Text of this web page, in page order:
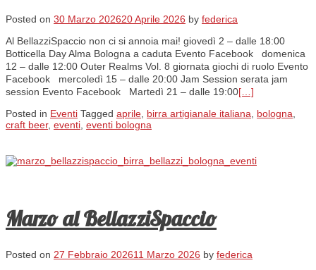
Posted on 30 Marzo 202620 Aprile 2026 by federica
Al BellazziSpaccio non ci si annoia mai! giovedì 2 – dalle 18:00
Botticella Day Alma Bologna a caduta Evento Facebook domenica
12 – dalle 12:00 Outer Realms Vol. 8 giornata giochi di ruolo Evento
Facebook mercoledì 15 – dalle 20:00 Jam Session serata jam
session Evento Facebook Martedì 21 – dalle 19:00[…]
Posted in Eventi Tagged aprile birra artigianale italiana bologna
craft beer, eventi eventi bologna
Marzo al BellazziSpaccio
Posted on 27 Febbraio 202611 Marzo 2026 by federica